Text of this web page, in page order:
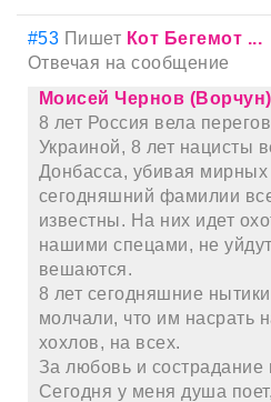
#53 Пишет Кот Бегемот ...
Отвечая на сообщение
Моисей Чернов (Ворчун)
8 лет Россия вела
Украиной, 8 лет нацисты
Донбасса, убивая
сегодняшний фамилии
известны. На них идет
нашими спецами, не
вешаются.
8 лет сегодняшние
молчали, что им нacpaть
хохлов, на всех.
За любовь и сострадание
Сегодня у меня душа